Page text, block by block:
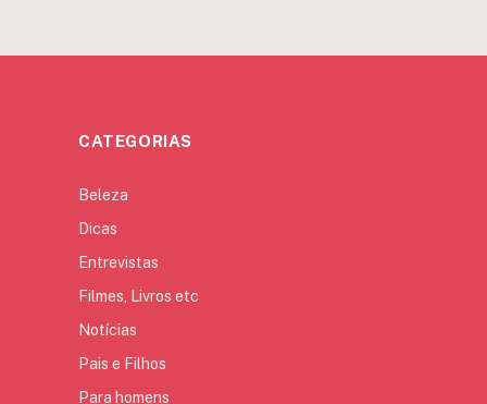
CATEGORIAS
Beleza
Dicas
Entrevistas
Filmes, Livros etc
Notícias
Pais e Filhos
Para homens